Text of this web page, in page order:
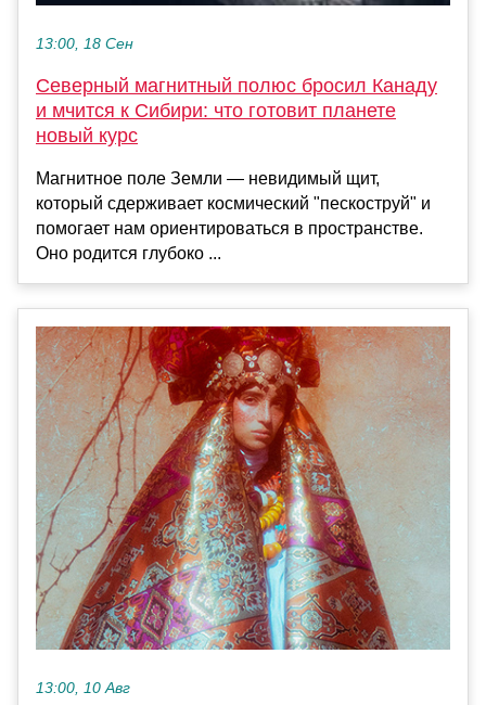
13:00, 18 Сен
Северный магнитный полюс бросил Канаду
и мчится к Сибири: что готовит планете
новый курс
Магнитное поле Земли — невидимый щит,
который сдерживает космический "пескоструй" и
помогает нам ориентироваться в пространстве.
Оно родится глубоко ...
13:00, 10 Авг